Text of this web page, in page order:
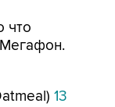
что
13